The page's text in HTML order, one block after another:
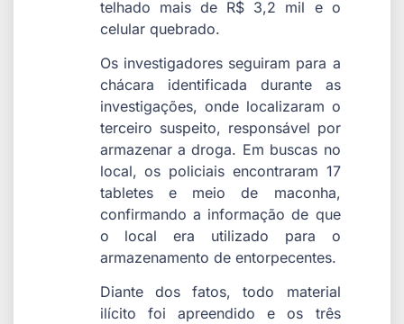
telhado mais de R$ 3,2 mil e o
celular quebrado.
Os investigadores seguiram para a
chácara identificada durante as
investigações, onde localizaram o
terceiro suspeito, responsável por
armazenar a droga. Em buscas no
local, os policiais encontraram 17
tabletes e meio de maconha,
confirmando a informação de que
o local era utilizado para o
armazenamento de entorpecentes.
Diante dos fatos, todo material
ilícito foi apreendido e os três